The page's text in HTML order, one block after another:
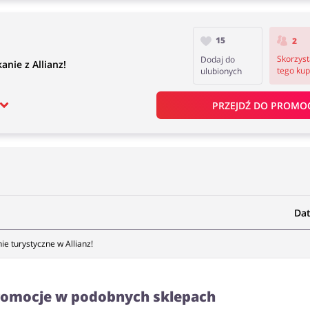
z Allianz!
15
Dodaj do
ulubionych
2
tego
PRZEJDŹ DO
turystyczne w Allianz!
w podobnych sklepach